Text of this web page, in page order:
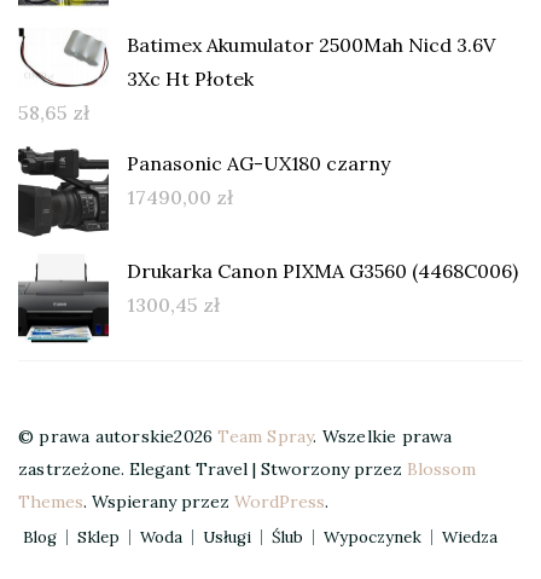
Batimex Akumulator 2500Mah Nicd 3.6V
3Xc Ht Płotek
58,65 zł
Panasonic AG-UX180 czarny
17490,00 zł
Drukarka Canon PIXMA G3560 (4468C006)
1300,45 zł
© prawa autorskie2026Team Spray. Wszelkie prawa
zastrzeżone. Elegant Travel | Stworzony przez Blossom
Themes. Wspierany przez WordPress.
Blog Sklep Woda Usługi Ślub Wypoczynek Wiedza